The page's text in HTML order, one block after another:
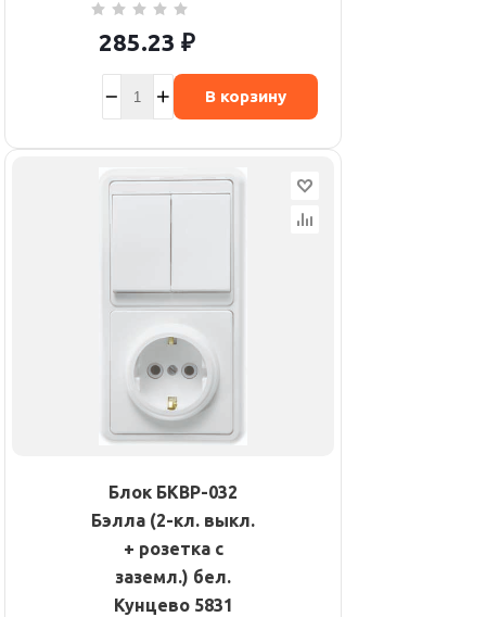
285.23 ₽
В корзину
Блок БКВР-032
Бэлла (2-кл. выкл.
+ розетка с
заземл.) бел.
Кунцево 5831